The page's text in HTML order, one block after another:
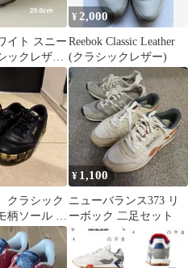
イト スニー
ックレザ
¥ 2,000
Reebok Classic Leather
(クラシックレザー)
クラシック
柄ソール メ
ク 26.5cm
¥ 1,100
ニューバランス373 リ
ーボック 二足セット